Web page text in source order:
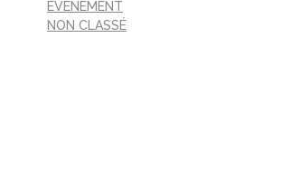
ÉVÉNEMENT
NON CLASSÉ